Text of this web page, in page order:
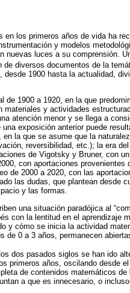
en los primeros años de vida ha
y modelos
nuevas luces a su comprensión.
de diversos documentos de la
desde 1900 hasta la actualidad,
de 1900 a 1920, en la que
materiales y actividades
atención menor y se llega a
exposición anterior puede
la que se asume que la
reversibilidad, etc.); la era
de Vigotsky y Bruner, con
con aportaciones
de 2000 a 2020, con las
las dudas, que plantean desde
y las formas.
una situación paradójica al
con la lentitud en el aprendizaje
y cómo se inicia la actividad
de 0 a 3 años, permanecen
dos pasados siglos se han ido
primeros años, oscilando desde
de contenidos matemáticos
a que es innecesario, o